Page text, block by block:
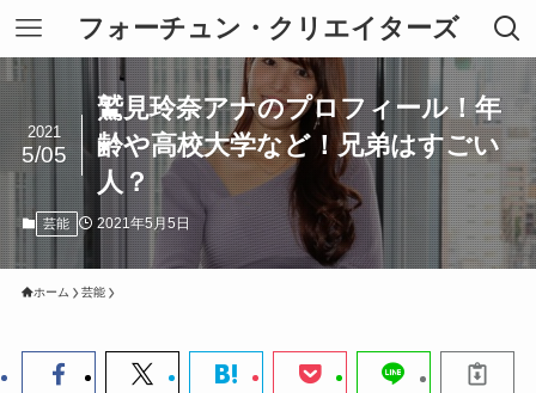
フォーチュン・クリエイターズ
鷲見玲奈アナのプロフィール！年
齢や高校大学など！兄弟はすごい
人？
2021
5/05
芸能 2021年5月5日
ホーム 芸能